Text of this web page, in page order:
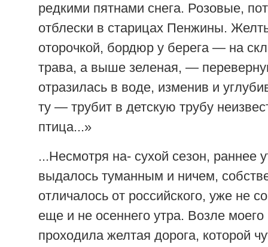
редкими пятнами снега. Розовые,
отблески в старицах Пенжины.
оторочкой, бордюр у берега — на
трава, а выше зеленая, —
отразилась в воде, изменив и
ту — трубит в детскую трубу
птица...»
...Несмотря на- сухой сезон, раннее
выдалось туманным и ничем,
отличалось от российского, уже не
еще и не осеннего утра. Возле моего
проходила желтая дорога, которой